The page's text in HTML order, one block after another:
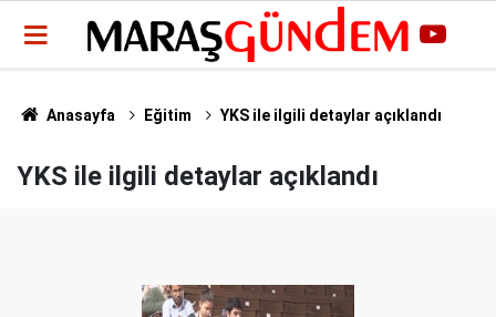
Anasayfa Eğitim YKS ile ilgili detaylar açıklandı
YKS ile ilgili detaylar açıklandı